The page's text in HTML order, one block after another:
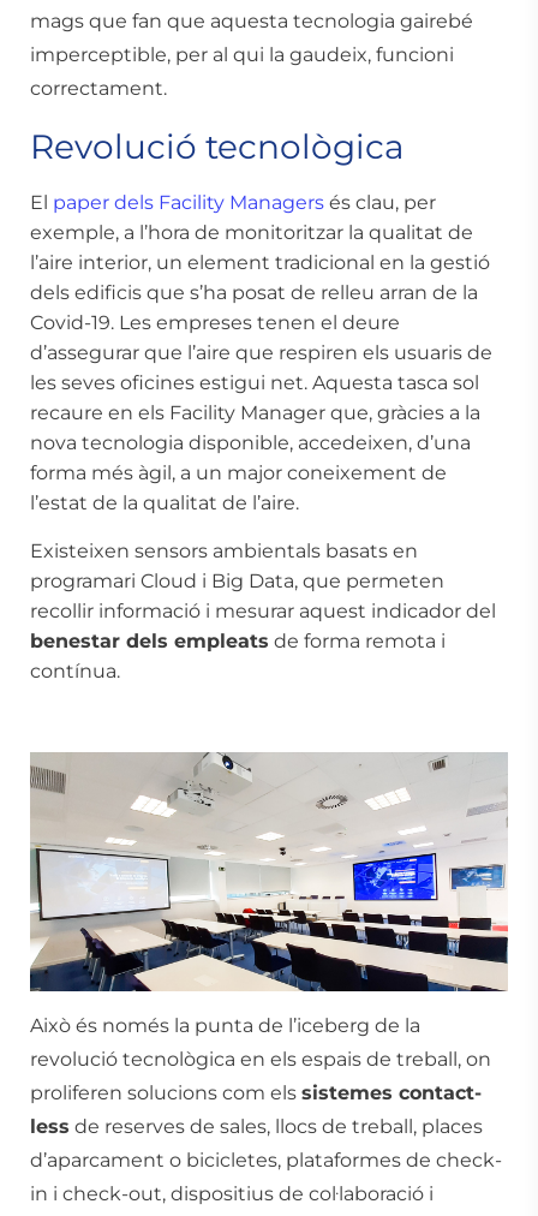
mags que fan que aquesta tecnologia gairebé
imperceptible, per al qui la gaudeix, funcioni
correctament.
Revolució tecnològica
El paper dels Facility Managers és clau, per
exemple, a l’hora de monitoritzar la qualitat de
l’aire interior, un element tradicional en la gestió
dels edificis que s’ha posat de relleu arran de la
Covid-19. Les empreses tenen el deure
d’assegurar que l’aire que respiren els usuaris de
les seves oficines estigui net. Aquesta tasca sol
recaure en els Facility Manager que, gràcies a la
nova tecnologia disponible, accedeixen, d’una
forma més àgil, a un major coneixement de
l’estat de la qualitat de l’aire.
Existeixen sensors ambientals basats en
programari Cloud i Big Data, que permeten
recollir informació i mesurar aquest indicador del
benestar dels empleats de forma remota i
contínua.
Això és només la punta de l’iceberg de la
revolució tecnològica en els espais de treball, on
proliferen solucions com els sistemes contact-
less de reserves de sales, llocs de treball, places
d’aparcament o bicicletes, plataformes de check-
in i check-out, dispositius de col·laboració i